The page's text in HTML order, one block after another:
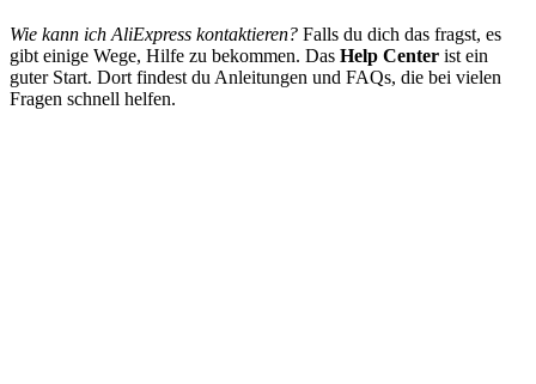
Wie kann ich AliExpress kontaktieren? Falls du dich das fragst, es
gibt einige Wege, Hilfe zu bekommen. Das Help Center ist ein
guter Start. Dort findest du Anleitungen und FAQs, die bei vielen
Fragen schnell helfen.